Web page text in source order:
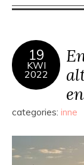
19
KWI
2022
categories: inne